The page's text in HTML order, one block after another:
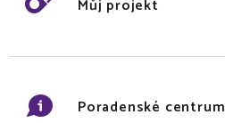
Můj projekt
Poradenské centrum